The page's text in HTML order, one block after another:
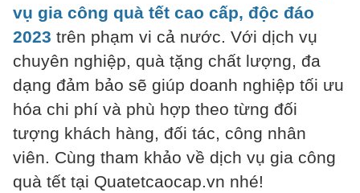
vụ gia công quà tết cao cấp, độc đáo
2023 trên phạm vi cả nước. Với dịch vụ
chuyên nghiệp, quà tặng chất lượng, đa
dạng đảm bảo sẽ giúp doanh nghiệp tối ưu
hóa chi phí và phù hợp theo từng đối
tượng khách hàng, đối tác, công nhân
viên. Cùng tham khảo về dịch vụ gia công
quà tết tại Quatetcaocap.vn nhé!